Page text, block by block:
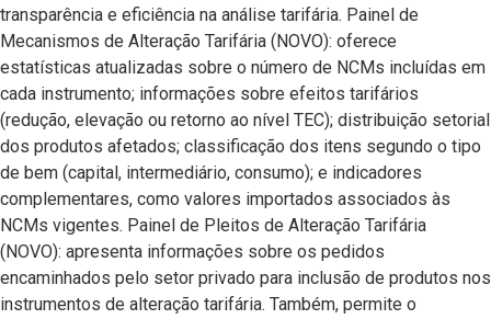
transparência e eficiência na análise tarifária. Painel de
Mecanismos de Alteração Tarifária (NOVO): oferece
estatísticas atualizadas sobre o número de NCMs incluídas em
cada instrumento; informações sobre efeitos tarifários
(redução, elevação ou retorno ao nível TEC); distribuição setorial
dos produtos afetados; classificação dos itens segundo o tipo
de bem (capital, intermediário, consumo); e indicadores
complementares, como valores importados associados às
NCMs vigentes. Painel de Pleitos de Alteração Tarifária
(NOVO): apresenta informações sobre os pedidos
encaminhados pelo setor privado para inclusão de produtos nos
instrumentos de alteração tarifária. Também, permite o